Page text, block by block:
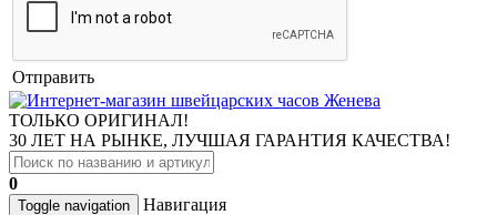
Отправить
ТОЛЬКО ОРИГИНАЛ!
30 ЛЕТ НА РЫНКЕ, ЛУЧШАЯ ГАРАНТИЯ КАЧЕСТВА!
0
Toggle navigation Навигация